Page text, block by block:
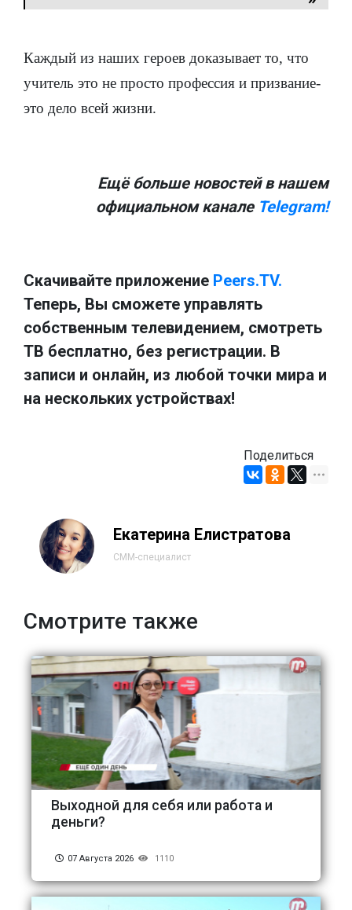
Каждый из наших героев доказывает то, что
учитель это не просто профессия и призвание-
это дело всей жизни.
Ещё больше новостей в нашем
официальном канале Telegram!
Скачивайте приложение Peers.TV.
Теперь, Вы сможете управлять
собственным телевидением, смотреть
ТВ бесплатно, без регистрации. В
записи и онлайн, из любой точки мира и
на нескольких устройствах!
Поделиться
Екатерина Елистратова
СММ-специалист
Смотрите также
Выходной для себя или работа и
деньги?
07 Августа 2026 1110